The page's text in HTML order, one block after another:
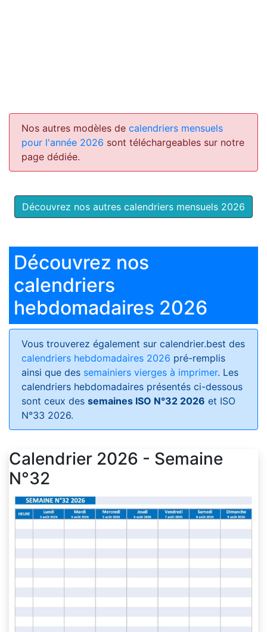
Nos autres modèles de calendriers mensuels
pour l'année 2026 sont téléchargeables sur notre
page dédiée.
Découvrez nos autres calendriers mensuels 2026
Découvrez nos
calendriers
hebdomadaires 2026
Vous trouverez également sur calendrier.best des
calendriers hebdomadaires 2026 pré-remplis
ainsi que des semainiers vierges à imprimer. Les
calendriers hebdomadaires présentés ci-dessous
sont ceux des semaines ISO N°32 2026 et ISO
N°33 2026.
Calendrier 2026 - Semaine
N°32